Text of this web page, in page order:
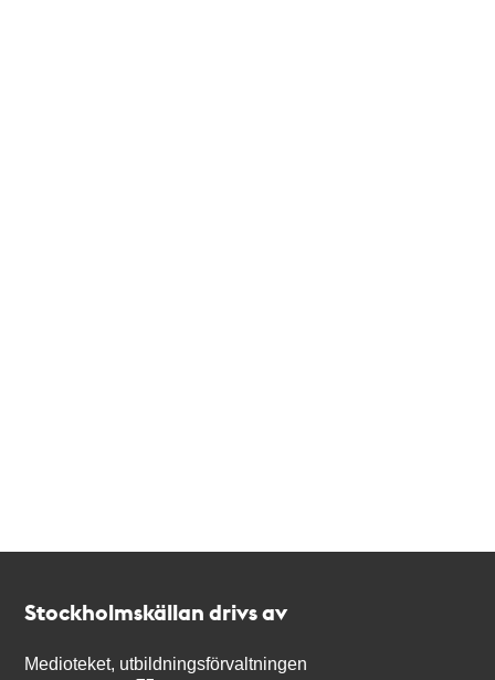
Stockholmskällan drivs av
Medioteket, utbildningsförvaltningen